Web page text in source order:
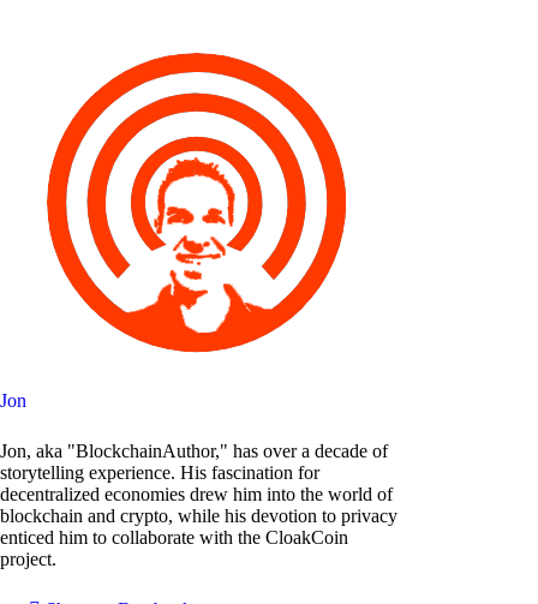
Jon
Jon, aka "BlockchainAuthor," has over a decade of
storytelling experience. His fascination for
decentralized economies drew him into the world of
blockchain and crypto, while his devotion to privacy
enticed him to collaborate with the CloakCoin
project.